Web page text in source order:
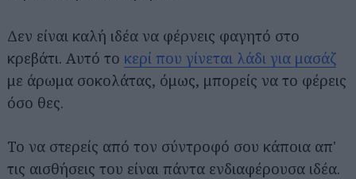
Δεν είναι καλή ιδέα να φέρνεις φαγητό στο
κρεβάτι. Αυτό το κερί που γίνεται λάδι για μασάζ
με άρωμα σοκολάτας, όμως, μπορείς να το φέρεις
όσο θες.
Το να στερείς από τον σύντροφό σου κάποια απ'
τις αισθήσεις του είναι πάντα ενδιαφέρουσα ιδέα.